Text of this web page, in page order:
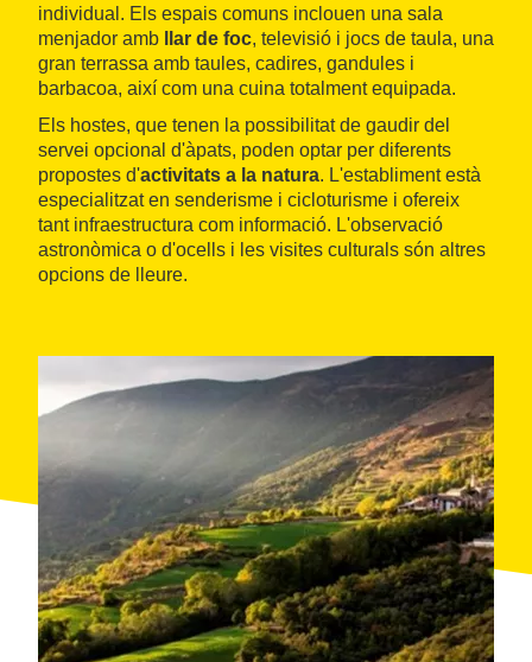
individual. Els espais comuns inclouen una sala
menjador amb
llar de foc, televisió i jocs de taula, una
gran terrassa amb taules, cadires, gandules i
barbacoa, així com una cuina totalment equipada.
Els hostes, que tenen la possibilitat de gaudir del
servei opcional d'àpats, poden optar per diferents
propostes d'activitats a la natura. L'establiment està
especialitzat en senderisme i cicloturisme i ofereix
tant infraestructura com informació. L'observació
astronòmica o d'ocells i les visites culturals són altres
opcions de lleure.